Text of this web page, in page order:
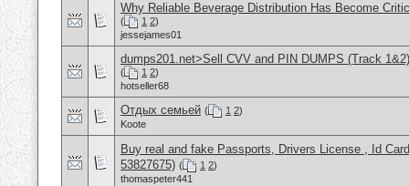
Why Reliable Beverage Distribution Has Become
( 1 2)
jessejames01
dumps201.net>Sell CVV and PIN DUMPS (Track
( 1 2)
hotseller68
Отдых семьей ( 1 2)
Koote
Buy real and fake Passports, Drivers License , Id
53827675) ( 1 2)
thomaspeter441